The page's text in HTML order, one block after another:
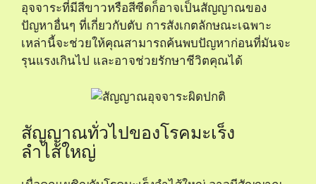
อุจจาระที่มีสีขาวหรือสีซีดก็อาจเป็นสัญญาณของ
ปัญหาอื่นๆ ที่เกี่ยวกับตับ การสังเกตลักษณะเฉพาะ
เหล่านี้จะช่วยให้คุณสามารถค้นพบปัญหาก่อนที่มันจะ
รุนแรงเกินไป และอาจช่วยรักษาชีวิตคุณได้
สัญญาณทั่วไปของโรคมะเร็ง
ลำไส้ใหญ่